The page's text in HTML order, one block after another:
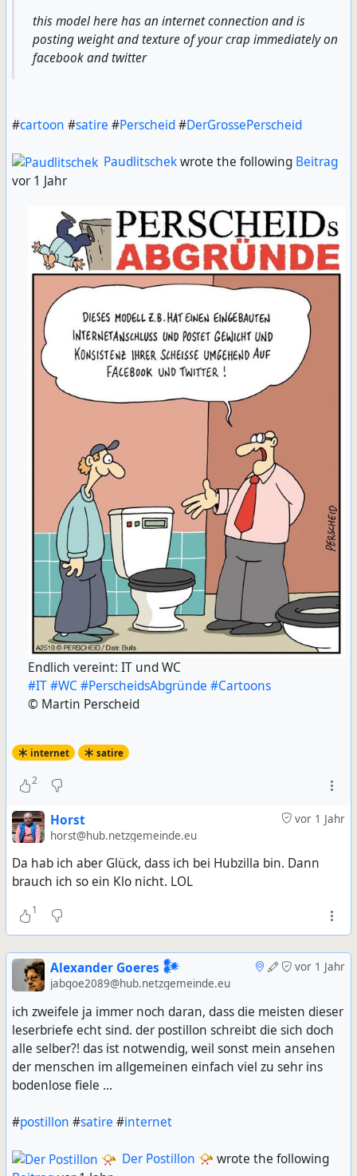
this model here has an internet connection and is
posting weight and texture of your crap immediately on
facebook and twitter
#cartoon #satire #Perscheid#DerGrossePerscheid
Paudlitschekwrote the following Beitrag
vor 1 Jahr
Endlich vereint: IT und WC
#IT#WC #PerscheidsAbgründe #Cartoons
© Martin Perscheid
internet satire
2
vor 1 Jahr
Horst
horst@hub.netzgemeinde.eu
Da hab ich aber Glück, dass ich bei Hubzilla bin. Dann
brauch ich so ein Klo nicht. LOL
1
vor 1 Jahr
Alexander Goeres 𒀯
jabgoe2089@hub.netzgemeinde.eu
ich zweifele ja immer noch daran, dass die meisten dieser
leserbriefe echt sind. der postillon schreibt die sich doch
alle selber?! das ist notwendig, weil sonst mein ansehen
der menschen im allgemeinen einfach viel zu sehr ins
bodenlose fiele ...
#postillon #satire #internet
Der Postillon 📯 wrote the following